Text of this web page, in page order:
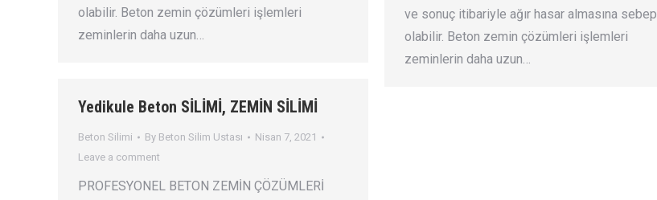
olabilir. Beton zemin çözümleri işlemleri
zeminlerin daha uzun…
ve sonuç itibariyle ağır hasar almasına sebep
olabilir. Beton zemin çözümleri işlemleri
zeminlerin daha uzun…
Yedikule Beton SİLİMİ, ZEMİN SİLİMİ
Beton Silimi By Beton Silim Ustası
Nisan 7, 2021
Leave a comment
PROFESYONEL BETON ZEMİN ÇÖZÜMLERİ